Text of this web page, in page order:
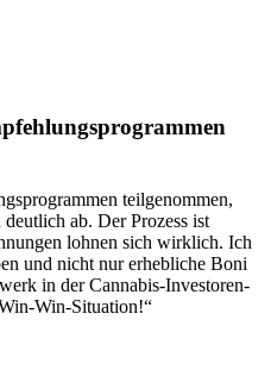
teilgenommen,
ab. Der Prozess ist
lohnen sich wirklich. Ich
und nicht nur erhebliche Boni
in der Cannabis-Investoren-
Win-Situation!“